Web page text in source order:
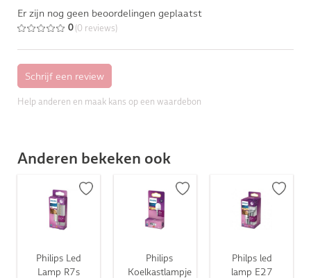
Er zijn nog geen beoordelingen geplaatst
0 (0 reviews)
Help anderen en maak kans op een waardebon
Anderen bekeken ook
Philips Led
Lamp R7s
Philips
Koelkastlampje
Philps led
lamp E27